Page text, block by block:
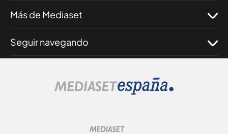
Más de Mediaset
Seguir navegando